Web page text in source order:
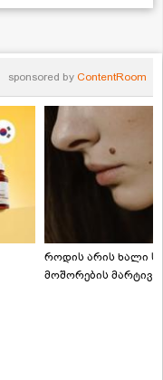
sponsored by ContentRoom
როდის არის ხალი
მოშორების